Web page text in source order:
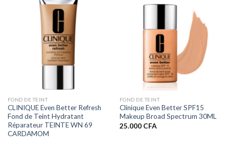
FOND DE TEINT
CLINIQUE Even Better Refresh
Fond de Teint Hydratant
Réparateur TEINTE WN 69
CARDAMOM
FOND DE TEINT
Clinique Even Better SPF15
Makeup Broad Spectrum 30ML
25.000 CFA